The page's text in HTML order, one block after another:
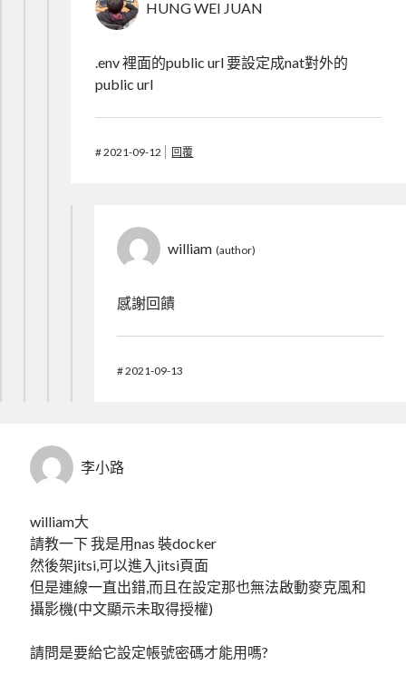
HUNG WEI JUAN
.env 裡面的public url 要設定成nat對外的
public url
#2021-09-12 回覆
william
感謝回饋
#2021-09-13
李小路
william大
請教一下 我是用nas 裝docker
然後架jitsi,可以進入jitsi頁面
但是連線一直出錯,而且在設定那也無法啟動麥克風和
攝影機(中文顯示未取得授權)
請問是要給它設定帳號密碼才能用嗎?